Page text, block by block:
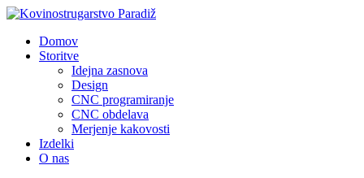
Domov
Storitve
Idejna zasnova
Design
CNC programiranje
CNC obdelava
Merjenje kakovosti
Izdelki
O nas